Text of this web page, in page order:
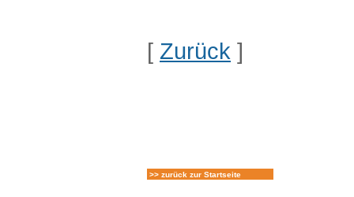
[ Zurück ]
>> zurück zur Startseite